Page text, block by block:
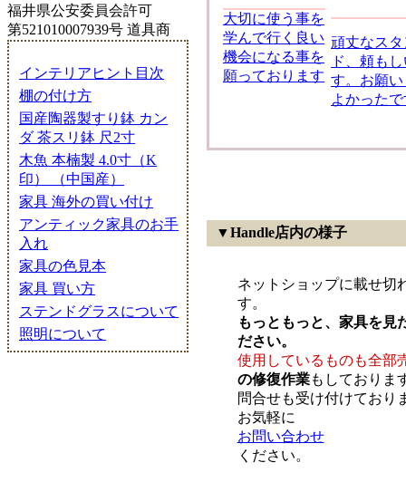
福井県公安委員会許可
第521010007939号 道具商
インテリアヒント目次
棚の付け方
国産陶器製すり鉢 カン
ダ 茶スリ鉢 尺2寸
木魚 本楠製 4.0寸（K
印） （中国産）
家具 海外の買い付け
アンティック家具のお手
入れ
家具の色見本
家具 買い方
ステンドグラスについて
照明について
大切に使う事を
学んで行く良い
機会になる事を
願っております
頑丈なスタ
ド、頼も
す。お願
よかった
▼Handle店内の様子
ネットショップに載せ切
す。
もっともっと、家具を見
ださい。
使用しているものも全部
の修復作業もしておりま
問合せも受け付けており
お気軽に
お問い合わせ
ください。